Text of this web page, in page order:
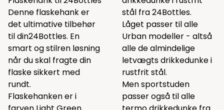
Denne flaskehank er
det ultimative tilbehør
til din24Bottles. En
smart og stilren løsning
når du skal fragte din
flaske sikkert med
rundt.
Flaskehanken er i
stål fra 24Bottles.
Låget passer til alle
Urban modeller - altså
alle de almindelige
letvægts drikkedunke i
rustfrit stål.
Men sportstuden
passer også til alle